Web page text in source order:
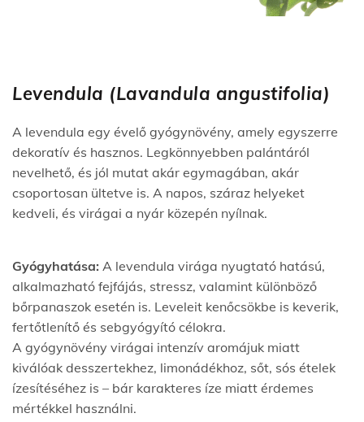
Levendula (Lavandula angustifolia)
A levendula egy évelő gyógynövény, amely egyszerre
dekoratív és hasznos. Legkönnyebben palántáról
nevelhető, és jól mutat akár egymagában, akár
csoportosan ültetve is. A napos, száraz helyeket
kedveli, és virágai a nyár közepén nyílnak.
Gyógyhatása: A levendula virága nyugtató hatású,
alkalmazható fejfájás, stressz, valamint különböző
bőrpanaszok esetén is. Leveleit kenőcsökbe is keverik,
fertőtlenítő és sebgyógyító célokra.
A gyógynövény virágai intenzív aromájuk miatt
kiválóak desszertekhez, limonádékhoz, sőt, sós ételek
ízesítéséhez is – bár karakteres íze miatt érdemes
mértékkel használni.